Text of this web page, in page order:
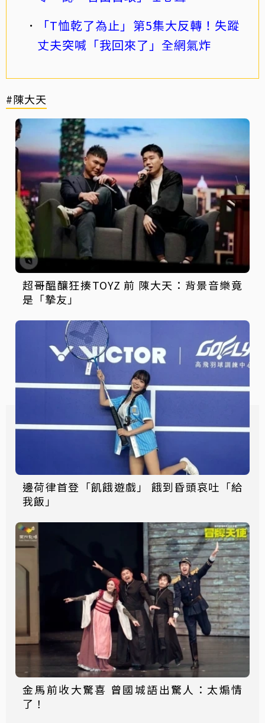
「T恤乾了為止」第5集大反轉！失蹤
丈夫突喊「我回來了」全網氣炸
#陳大天
超哥醞釀狂揍TOYZ 前 陳大天：背景音樂竟
是「摯友」
邊荷律首登「飢餓遊戲」 餓到昏頭哀吐「給
我飯」
金馬前收大驚喜 曾國城語出驚人：太煽情
了！